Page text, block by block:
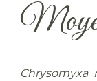
Chrysomyxa